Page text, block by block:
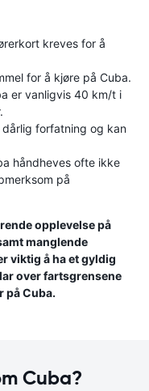
kreves for å
for å kjøre på Cuba.
er vanligvis 40 km/t i
forfatning og kan
håndheves ofte ikke
på
opplevelse på
manglende
viktig å ha et gyldig
over fartsgrensene
på Cuba.
Cuba?